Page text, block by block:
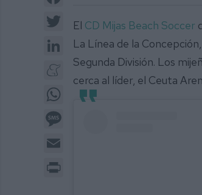
LinkedIn
Meneame
WhatsApp
El CD Mijas Beach Soccer
La Línea de la
Segunda División. Los
cerca al líder, el Ceuta